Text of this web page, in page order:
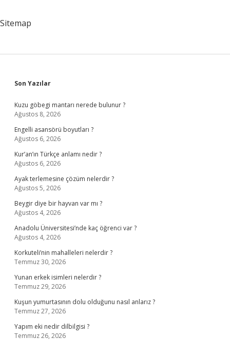
Sitemap
Sidebar
Son Yazılar
Kuzu göbegi mantarı nerede bulunur ?
Ağustos 8, 2026
Engelli asansörü boyutları ?
Ağustos 6, 2026
Kur’an’ın Türkçe anlamı nedir ?
Ağustos 6, 2026
Ayak terlemesine çözüm nelerdir ?
Ağustos 5, 2026
Beygir diye bir hayvan var mı ?
Ağustos 4, 2026
Anadolu Üniversitesi’nde kaç öğrenci var ?
Ağustos 4, 2026
Korkuteli’nin mahalleleri nelerdir ?
Temmuz 30, 2026
Yunan erkek isimleri nelerdir ?
Temmuz 29, 2026
Kuşun yumurtasının dolu olduğunu nasıl anlarız ?
Temmuz 27, 2026
Yapım eki nedir dilbilgisi ?
Temmuz 26, 2026